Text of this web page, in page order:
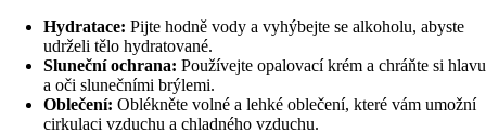
Hydratace: Pijte hodně vody a vyhýbejte se alkoholu, abyste
udrželi tělo hydratované.
Sluneční ochrana: Používejte opalovací krém a chráňte si hlavu
a oči slunečními brýlemi.
Oblečení: Oblékněte volné a lehké oblečení, které vám umožní
cirkulaci vzduchu a chladného vzduchu.